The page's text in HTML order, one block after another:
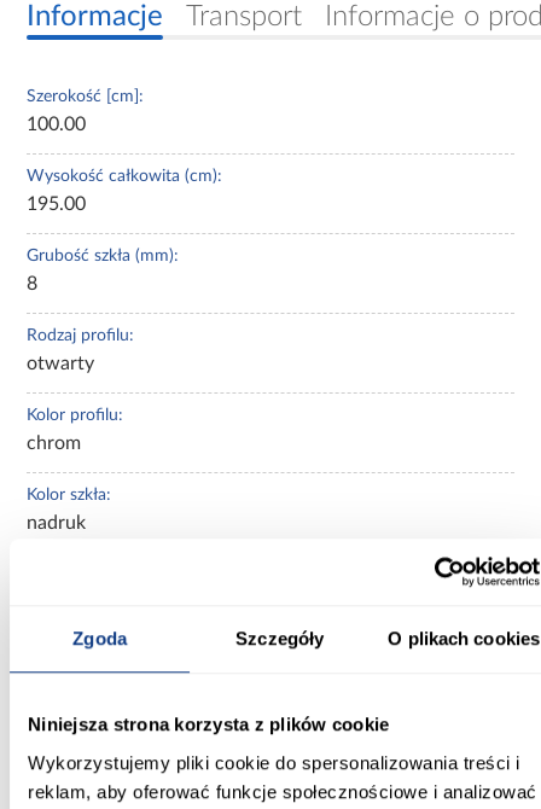
Zgoda Szczegóły O plikach cookies
Niniejsza strona korzysta z plików cookie
Wykorzystujemy pliki cookie do spersonalizowania treści i
reklam, aby oferować funkcje społecznościowe i analizować
Informacje Transport Informacje o
Szerokość [cm]:
100.00
Wysokość całkowita (cm):
195.00
Grubość szkła (mm):
8
Rodzaj profilu:
otwarty
Kolor profilu:
chrom
Kolor szkła:
nadruk
Powłoka ułatwiająca czyszczenie:
Regulacja na profilu przyściennym:
Tak